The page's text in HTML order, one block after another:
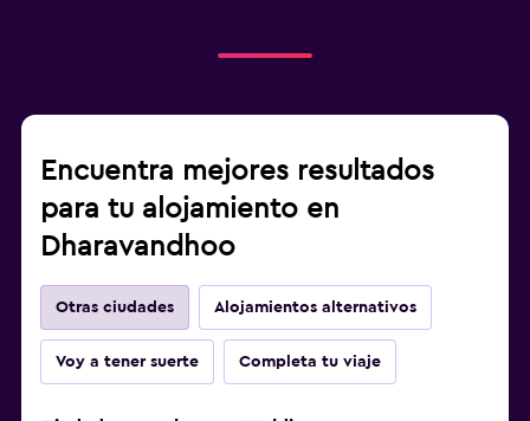
Encuentra mejores resultados
para tu alojamiento en
Dharavandhoo
Otras ciudades Alojamientos alternativos
Voy a tener suerte Completa tu viaje